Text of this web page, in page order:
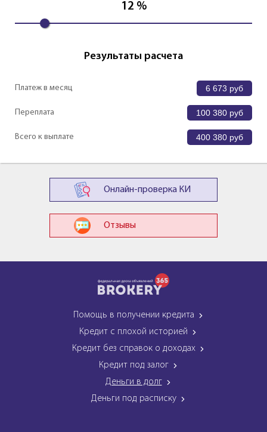
12 %
Результаты расчета
Платеж в месяц 6 673 руб
Переплата 100 380 руб
Всего к выплате 400 380 руб
Онлайн-проверка КИ
Отзывы
Помощь в получении кредита
Кредит с плохой историей
Кредит без справок о доходах
Кредит под залог
Деньги в долг
Деньги под расписку